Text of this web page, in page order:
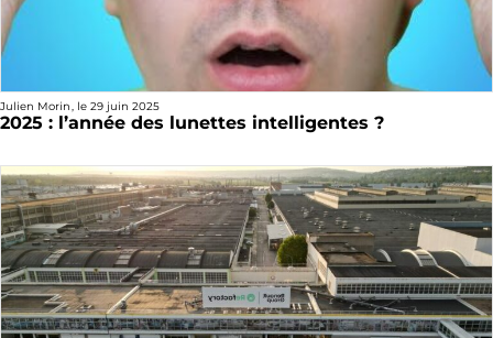
Julien Morin, le 29 juin 2025
2025 : l’année des lunettes intelligentes ?